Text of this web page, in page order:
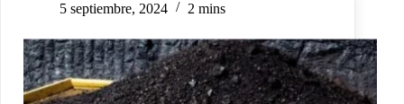
5 septiembre, 2024 2 mins